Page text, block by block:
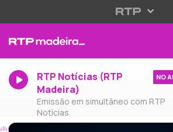
RTP Notícias (RTP
Madeira)
Emissão em simultâneo com RTP
Notícias
NO